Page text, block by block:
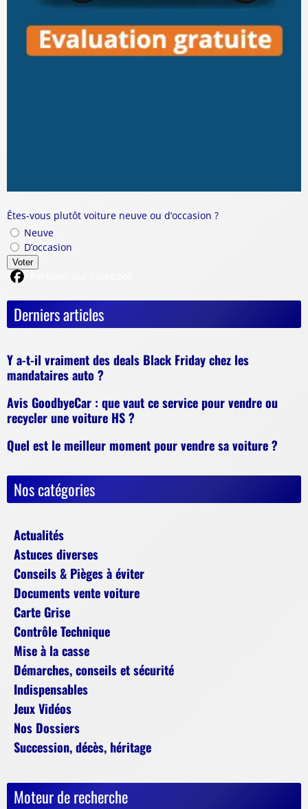
Êtes-vous plutôt voiture neuve ou d’occasion ?
Neuve
D’occasion
Voter
Derniers articles
Y a-t-il vraiment des deals Black Friday chez les
mandataires auto ?
Avis GoodbyeCar : que vaut ce service pour vendre ou
recycler une voiture HS ?
Quel est le meilleur moment pour vendre sa voiture ?
Nos catégories
Actualités
Astuces diverses
Conseils & Pièges à éviter
Documents vente voiture
Carte Grise
Contrôle Technique
Mise à la casse
Démarches, conseils et sécurité
Indispensables
Jeux Vidéos
Nos Dossiers
Succession, décès, héritage
Moteur de recherche